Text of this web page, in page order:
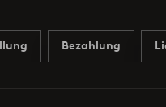
Bezahlung